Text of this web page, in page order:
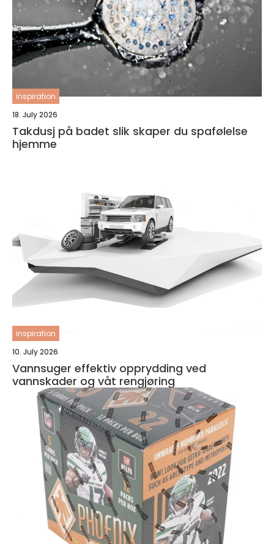
inspiration
18. July 2026
Takdusj på badet slik skaper du spafølelse
hjemme
inspiration
10. July 2026
Vannsuger effektiv opprydding ved
vannskader og våt rengjøring